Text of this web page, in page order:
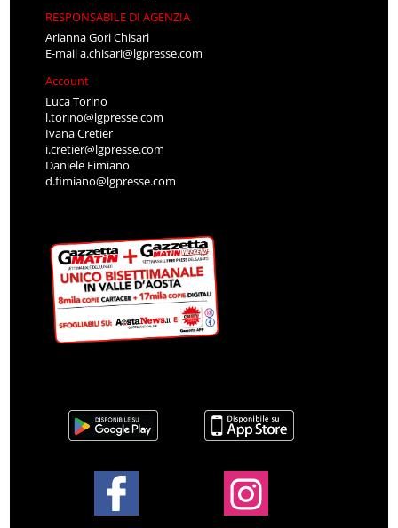
RESPONSABILE DI AGENZIA
Arianna Gori Chisari
E-maila.chisari@lgpresse.com
Account
Luca Torino
l.torino@lgpresse.com
Ivana Cretier
i.cretier@lgpresse.com
Daniele Fimiano
d.fimiano@lgpresse.com